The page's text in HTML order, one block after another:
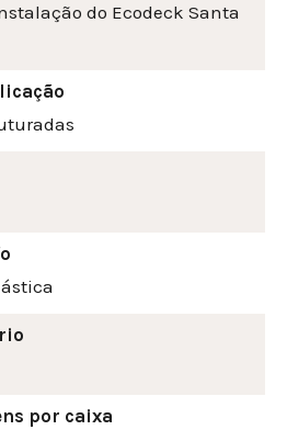
do Ecodeck Santa
por caixa